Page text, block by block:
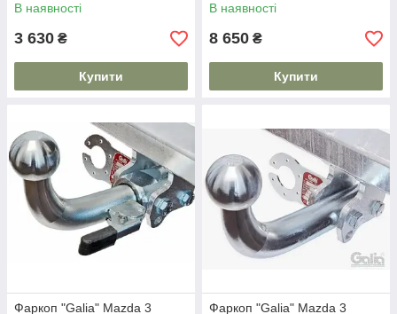
В наявності
3 630 ₴
Купити
В наявності
8 650 ₴
Купити
Фаркоп "Galia" Mazda 3
Фаркоп "Galia" Mazda 3